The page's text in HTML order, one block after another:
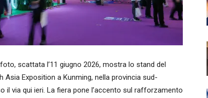
scattata l’11 giugno 2026, mostra lo stand del
Asia Exposition a Kunming, nella provincia sud-
il via qui ieri. La fiera pone l’accento sul rafforzamento